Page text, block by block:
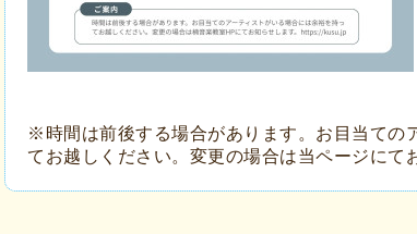
※時間は前後する場合があります。お目当ての
てお越しください。変更の場合は当ページにて